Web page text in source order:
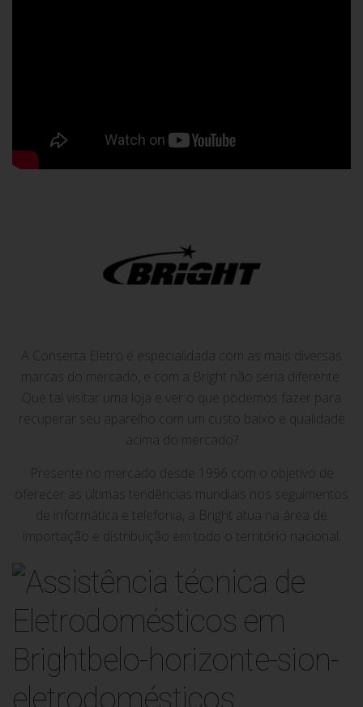
A Conserta Eletro é especialidada com as mais diversas
marcas do mercado, e com a Bright não seria diferente.
Que tal visitar uma loja e ver o que podemos fazer para
recuperar seu aparelho com um custo baixo e qualidade
acima do mercado?
Presente no mercado desde 1996 com o objetivo de
oferecer as últimas tendências mundiais nos seguimentos
de informática e telefonia, a Bright atua na área de
importação e distribuição em todo o território nacional.